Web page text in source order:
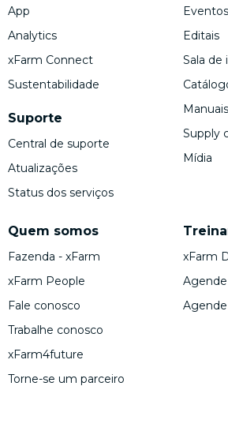
App
Analytics
xFarm Connect
Sustentabilidade
Suporte
Central de suporte
Atualizações
Status dos serviços
Quem somos
Fazenda - xFarm
xFarm People
Fale conosco
Trabalhe conosco
xFarm4future
Torne-se um parceiro
Eventos
Editais
Sala de
Manuais
Supply
Mídia
xFarm